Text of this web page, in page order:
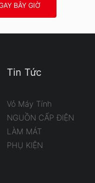
BÂY GIỜ
Tin Tức
Vỏ Máy Tính
NGUỒN CẤP ĐIỆN
LÀM MÁT
PHỤ KIỆN